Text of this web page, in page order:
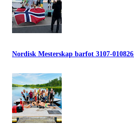
Nordisk Mesterskap barfot 3107-010826